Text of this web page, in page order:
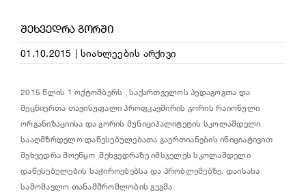
ᲨᲔᲮᲕᲔᲓᲠᲐ ᲒᲝᲠᲨᲘ
01.10.2015 | სიახლეების არქივი
2015 წლის 1 ოქტომბერს , საქართველოს პედაგოგთა და
მეცნიერთა თავისუფალი პროფკავშირის გორის რაიონული
ორგანიზაციისა და გორის მუნიციპალიტეტის სკოლამდელი
სააღმზრდელოდაწესებულებათა გაერთიანების ინიციატივით
შეხვედრა მოეწყო .შეხვედრაზე იმსჯელეს სკოლამდელი
დაწესებულების საჭიროებებსა და პრობლემებზე. დაისახა
სამომავლო თანამშრომლობის გეგმა.